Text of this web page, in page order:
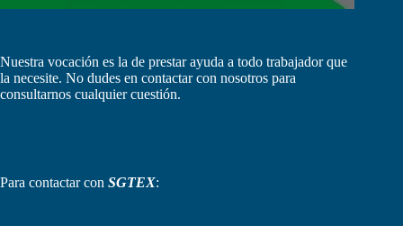
Nuestra vocación es la de prestar ayuda a todo trabajador que
la necesite. No dudes en contactar con nosotros para
consultarnos cualquier cuestión.
Para contactar con SGTEX: